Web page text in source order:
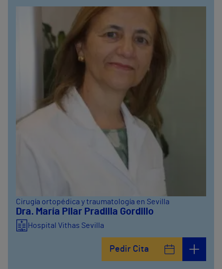
Cirugía ortopédica y traumatología en Sevilla
Dra. María Pilar Pradilla Gordillo
Hospital Vithas Sevilla
Pedir Cita